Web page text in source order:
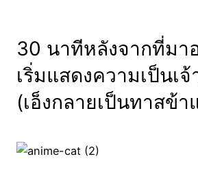
30 นาทีหลังจากที่มา
เริ่มแสดงความเป็นเ
(เอ็งกลายเป็นทาสข้า